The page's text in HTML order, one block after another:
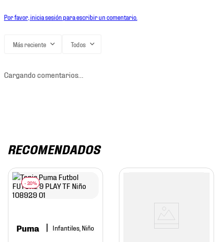
Por favor, inicia sesión para escribir un comentario.
Más reciente Todos
Cargando comentarios…
RECOMENDADOS
Puma Infantiles, Niño